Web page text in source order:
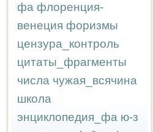
фа флоренция-
венеция форизмы
цензура_контроль
цитаты_фрагменты
числа чужая_всячина
школа
энциклопедия_фа ю-з